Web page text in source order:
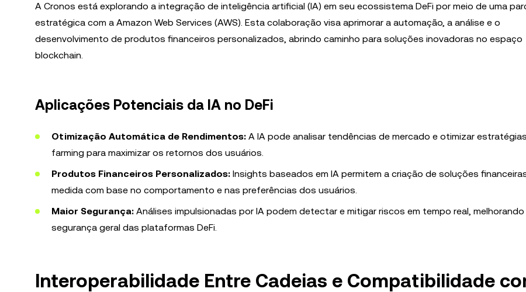
A Cronos está explorando a integração de inteligência artificial (IA) em seu ecossistema DeFi por meio de uma
estratégica com a Amazon Web Services (AWS). Esta colaboração visa aprimorar a automação, a análise e o
desenvolvimento de produtos financeiros personalizados, abrindo caminho para soluções inovadoras no espaço
blockchain.
Aplicações Potenciais da IA no DeFi
Otimização Automática de Rendimentos: A IA pode analisar tendências de mercado e otimizar
farming para maximizar os retornos dos usuários.
Produtos Financeiros Personalizados: Insights baseados em IA permitem a criação de soluções
medida com base no comportamento e nas preferências dos usuários.
Maior Segurança: Análises impulsionadas por IA podem detectar e mitigar riscos em tempo real, melhorando
segurança geral das plataformas DeFi.
Interoperabilidade Entre Cadeias e Compatibilidade